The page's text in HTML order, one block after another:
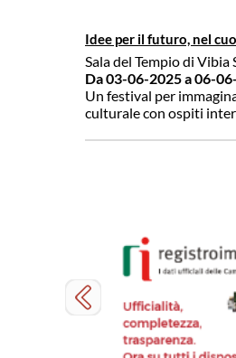
Idee per il futuro, nel
Sala del Tempio di Vibia
Da 03-06-2025a 06-
Un festival per
culturale con ospiti